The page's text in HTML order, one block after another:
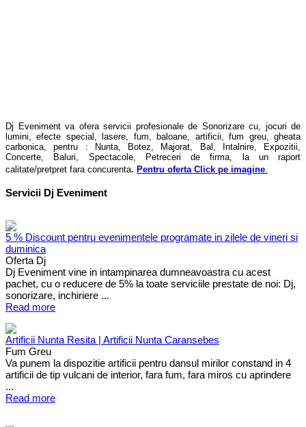
Dj Eveniment va ofera servicii profesionale de Sonorizare cu, jocuri de
lumini, efecte special, lasere, fum, baloane, artificii, fum greu, gheata
carbonica, pentru : Nunta, Botez, Majorat, Bal, Intalnire, Expozitii,
Concerte, Baluri, Spectacole, Petreceri de firma, la un raport
calitate/pretpret fara concurenta. Pentru oferta Click pe imagine
Servicii Dj Eveniment
5 % Discount pentru evenimentele programate in zilele de vineri si
duminica
Oferta Dj
Dj Eveniment vine in intampinarea dumneavoastra cu acest
pachet, cu o reducere de 5% la toate serviciile prestate de noi: Dj,
sonorizare, inchiriere ...
Read more
Artificii Nunta Resita | Artificii Nunta Caransebes
Fum Greu
Va punem la dispozitie artificii pentru dansul mirilor constand in 4
artificii de tip vulcani de interior, fara fum, fara miros cu aprindere
...
Read more